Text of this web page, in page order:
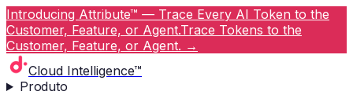
Introducing Attribute™ — Trace Every AI Token to the
Customer, Feature, or Agent.Trace Tokens to the
Customer, Feature, or Agent. →
Cloud Intelligence™
Produto